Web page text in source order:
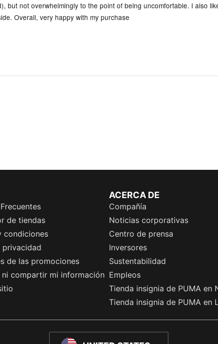
but not overwhelmingly to the point of being uncomfortable. I also
Overall, very happy with my purchase
de tiendas
condiciones
privacidad
de las promociones
ni compartir mi información
ACERCA DE
Compañía
Noticias corporativas
Centro de prensa
Inversores
Sustentabilidad
Empleos
Tienda insignia de PUMA en
Tienda insignia de PUMA en